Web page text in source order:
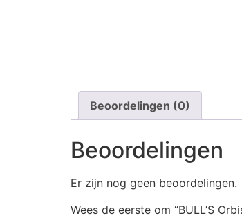
Beoordelingen (0)
Beoordelingen
Er zijn nog geen beoordelingen.
Wees de eerste om “BULL’S